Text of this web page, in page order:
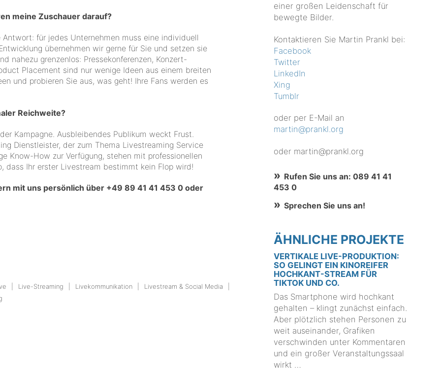
meine Zuschauer darauf?
für jedes Unternehmen muss eine individuell
übernehmen wir gerne für Sie und setzen sie
nahezu grenzenlos: Pressekonferenzen, Konzert-
Placement sind nur wenige Ideen aus einem breiten
und probieren Sie aus, was geht! Ihre Fans werden es
Reichweite?
Kampagne. Ausbleibendes Publikum weckt Frust.
Dienstleister, der zum Thema Livestreaming Service
Know-How zur Verfügung, stehen mit professionellen
dass Ihr erster Livestream bestimmt kein Flop wird!
mit uns persönlich über +49 89 41 41 453 0 oder
Live-Streaming Livekommunikation
Livestream & Social Media
einer großen Leidenschaft für
bewegte Bilder.
Kontaktieren Sie Martin Prankl bei:
Facebook
Twitter
LinkedIn
Xing
Tumblr
oder per E-Mail an
martin@prankl.org
oder martin@prankl.org
Rufen Sie uns an: 089 41 41
453 0
Sprechen Sie uns an!
ÄHNLICHE PROJEKTE
VERTIKALE LIVE-PRODUKTION:
SO GELINGT EIN KINOREIFER
HOCHKANT-STREAM FÜR
TIKTOK UND CO.
Das Smartphone wird hochkant
gehalten – klingt zunächst einfach.
Aber plötzlich stehen Personen zu
weit auseinander, Grafiken
verschwinden unter Kommentaren
und ein großer Veranstaltungssaal
wirkt …